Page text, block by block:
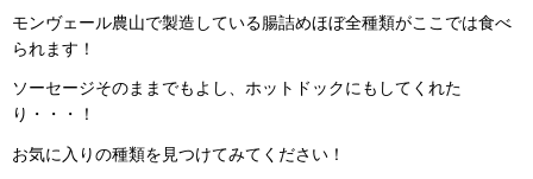
モンヴェール農山で製造している腸詰めほぼ全種類がここでは食べ
られます！
ソーセージそのままでもよし、ホットドックにもしてくれた
り・・・！
お気に入りの種類を見つけてみてください！